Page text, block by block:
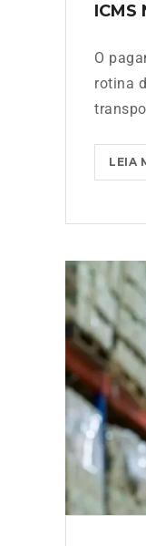
ICMS
O
rotina
LEIA